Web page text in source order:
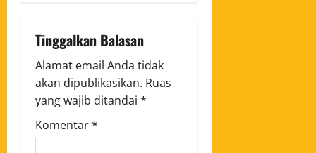
Tinggalkan Balasan
Alamat email Anda tidak
akan dipublikasikan. Ruas
yang wajib ditandai *
Komentar*